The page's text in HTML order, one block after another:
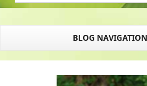
BLOG NAVIGATION